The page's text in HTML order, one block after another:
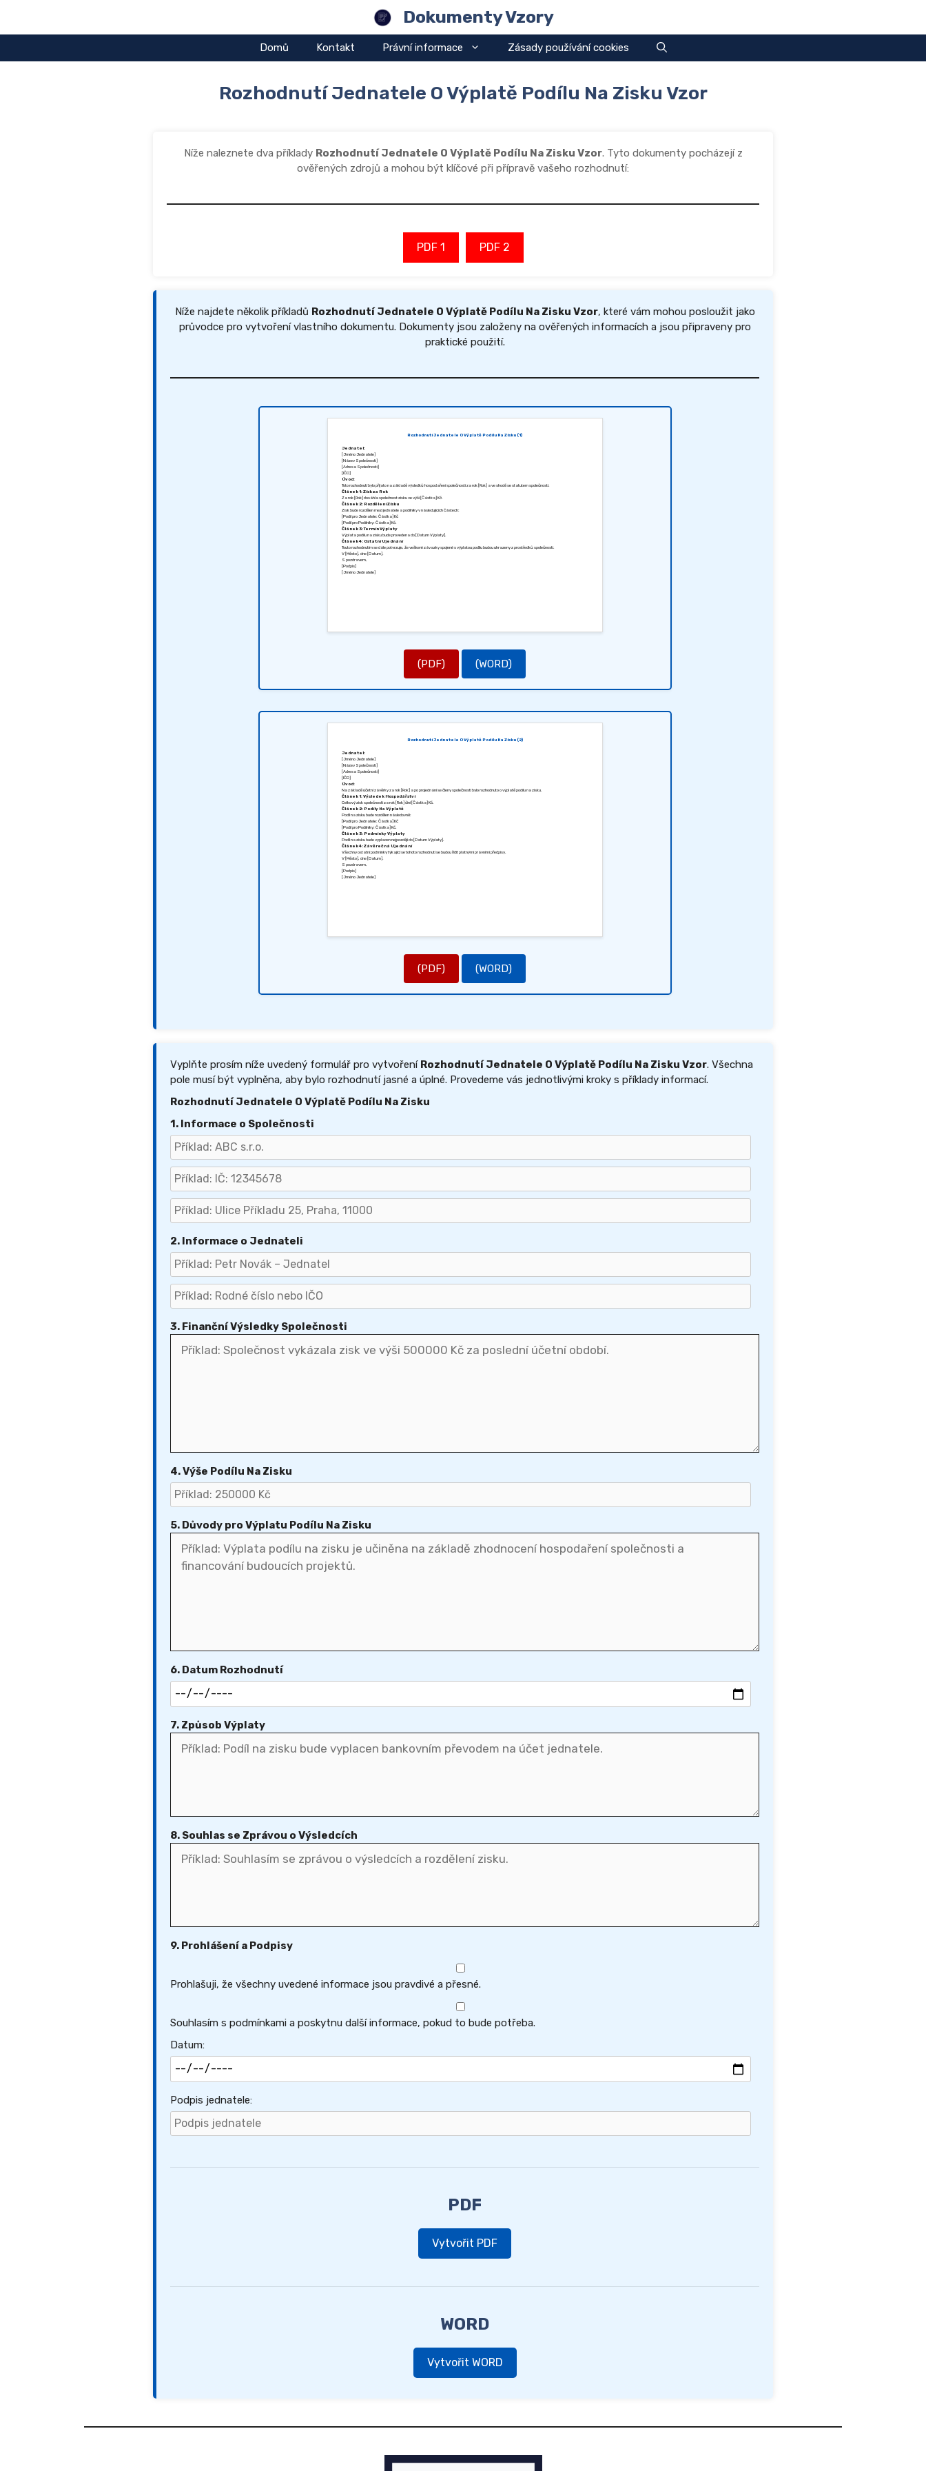
obsah
Dokumenty Vzory
Domů Kontakt Právní informace Zásady používání cookies
Rozhodnutí Jednatele O Výplatě Podílu Na Zisku Vzor
Níže naleznete dva příklady Rozhodnutí Jednatele O Výplatě Podílu Na Zisku Vzor. Tyto dokumenty pocházejí z
ověřených zdrojů a mohou být klíčové při přípravě vašeho rozhodnutí:
PDF 1 PDF 2
Níže najdete několik příkladů Rozhodnutí Jednatele O Výplatě Podílu Na Zisku Vzor, které vám mohou posloužit jako
průvodce pro vytvoření vlastního dokumentu. Dokumenty jsou založeny na ověřených informacích a jsou připraveny pro
praktické použití.
Rozhodnutí Jednatele O Výplatě Podílu Na Zisku (1)
Jednatel:
[Jméno Jednatele]
[Název Společnosti]
[Adresa Společnosti]
[IČO]
Úvod:
Toto rozhodnutí bylo přijato na základě výsledků hospodaření společnosti za rok [Rok] a ve shodě se statutem společnosti.
Článek 1: Zisk za Rok
Za rok [Rok] dosáhla společnost zisku ve výši [Částka] Kč.
Článek 2: Rozdělení Zisku
Zisk bude rozdělen mezi jednatele a podílníky v následujících částech:
[Podíl pro Jednatele: Částka] Kč
[Podíl pro Podílníky: Částka] Kč.
Článek 3: Termín Výplaty
Výplata podílu na zisku bude provedena do [Datum Výplaty].
Článek 4: Ostatní Ujednání
Touto rozhodnutím se dále potvrzuje, že veškeré závazky spojené s výplatou podílu budou uhrazeny z prostředků společnosti.
V [Město], dne [Datum].
S pozdravem,
[Podpis]
[Jméno Jednatele]
(PDF) (WORD)
Rozhodnutí Jednatele O Výplatě Podílu Na Zisku (2)
Jednatel:
[Jméno Jednatele]
[Název Společnosti]
[Adresa Společnosti]
[IČO]
Úvod:
Na základě účetní závěrky za rok [Rok] a po projednání se členy společnosti bylo rozhodnuto o výplatě podílu na zisku.
Článek 1: Výsledek Hospodářství
Celkový zisk společnosti za rok [Rok] činí [Částka] Kč.
Článek 2: Podíly Na Výplatě
Podíl na zisku bude rozdělen následovně:
[Podíl pro Jednatele: Částka] Kč
[Podíl pro Podílníky: Částka] Kč.
Článek 3: Podmínky Výplaty
Podíl na zisku bude vyplacen nejpozději do [Datum Výplaty].
Článek 4: Závěrečná Ujednání
Všechny ostatní podmínky týkající se tohoto rozhodnutí se budou řídit platnými právními předpisy.
V [Město], dne [Datum].
S pozdravem,
[Podpis]
[Jméno Jednatele]
(PDF) (WORD)
Vyplňte prosím níže uvedený formulář pro vytvoření Rozhodnutí Jednatele O Výplatě Podílu Na Zisku Vzor. Všechna
pole musí být vyplněna, aby bylo rozhodnutí jasné a úplné. Provedeme vás jednotlivými kroky s příklady informací.
Rozhodnutí Jednatele O Výplatě Podílu Na Zisku
1. Informace o Společnosti
2. Informace o Jednateli
3. Finanční Výsledky Společnosti
4. Výše Podílu Na Zisku
5. Důvody pro Výplatu Podílu Na Zisku
6. Datum Rozhodnutí
7. Způsob Výplaty
8. Souhlas se Zprávou o Výsledcích
9. Prohlášení a Podpisy
Prohlašuji, že všechny uvedené informace jsou pravdivé a přesné.
Souhlasím s podmínkami a poskytnu další informace, pokud to bude potřeba.
Datum:
Podpis jednatele:
PDF
Vytvořit PDF
WORD
Vytvořit WORD